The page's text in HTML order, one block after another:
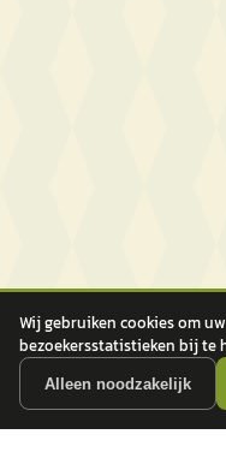
Wij gebruiken cookies om
bezoekersstatistieken bij te
Alleen noodzakelijk